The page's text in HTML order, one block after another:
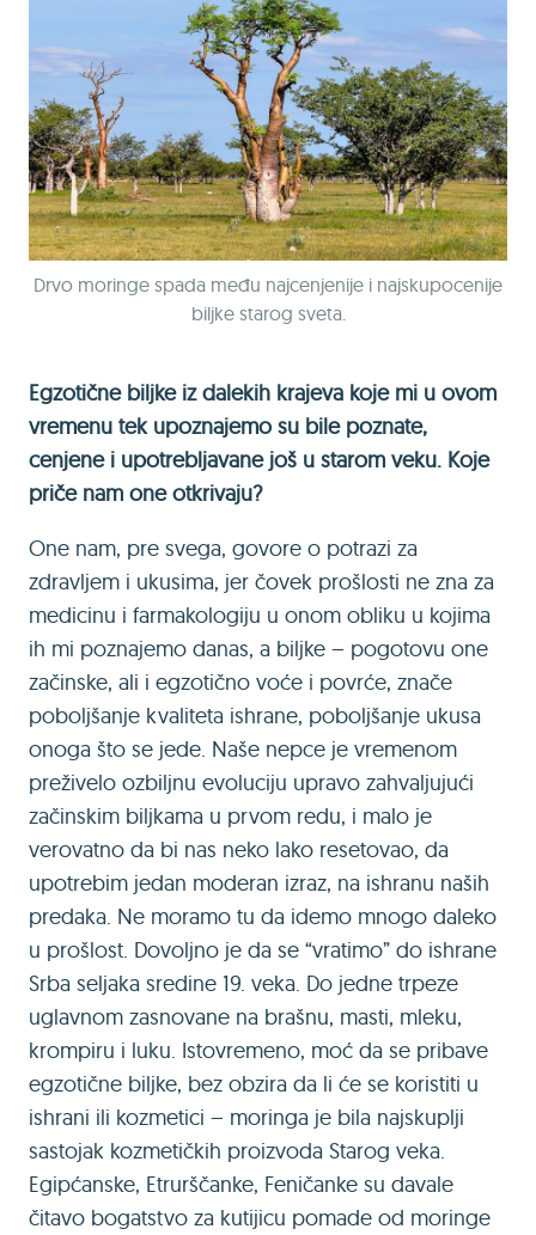
Drvo moringe spada među najcenjenije i najskupocenije
biljke starog sveta.
Egzotične biljke iz dalekih krajeva koje mi u ovom
vremenu tek upoznajemo su bile poznate,
cenjene i upotrebljavane još u starom veku. Koje
priče nam one otkrivaju?
One nam, pre svega, govore o potrazi za
zdravljem i ukusima, jer čovek prošlosti ne zna za
medicinu i farmakologiju u onom obliku u kojima
ih mi poznajemo danas, a biljke – pogotovu one
začinske, ali i egzotično voće i povrće, znače
poboljšanje kvaliteta ishrane, poboljšanje ukusa
onoga što se jede. Naše nepce je vremenom
preživelo ozbiljnu evoluciju upravo zahvaljujući
začinskim biljkama u prvom redu, i malo je
verovatno da bi nas neko lako resetovao, da
upotrebim jedan moderan izraz, na ishranu naših
predaka. Ne moramo tu da idemo mnogo daleko
u prošlost. Dovoljno je da se “vratimo” do ishrane
Srba seljaka sredine 19. veka. Do jedne trpeze
uglavnom zasnovane na brašnu, masti, mleku,
krompiru i luku. Istovremeno, moć da se pribave
egzotične biljke, bez obzira da li će se koristiti u
ishrani ili kozmetici – moringa je bila najskuplji
sastojak kozmetičkih proizvoda Starog veka.
Egipćanske, Etrurščanke, Feničanke su davale
čitavo bogatstvo za kutijicu pomade od moringe